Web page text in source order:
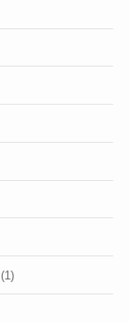
(1)